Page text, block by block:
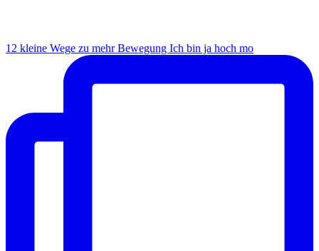
12 kleine Wege zu mehr Bewegung Ich bin ja hoch mo